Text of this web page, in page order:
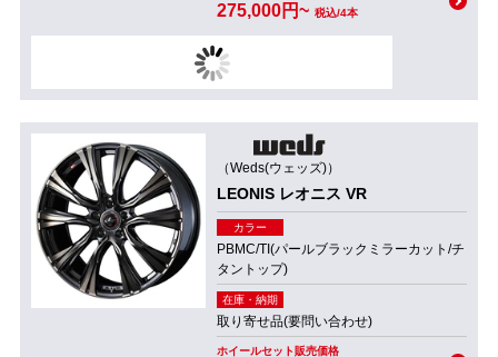
275,000円~ 税込/4本
（Weds(ウェッズ)）
LEONIS レオニス VR
カラー
PBMC/TI(パールブラックミラーカット/チ
タントップ)
在庫・納期
取り寄せ品(要問い合わせ)
ホイールセット販売価格